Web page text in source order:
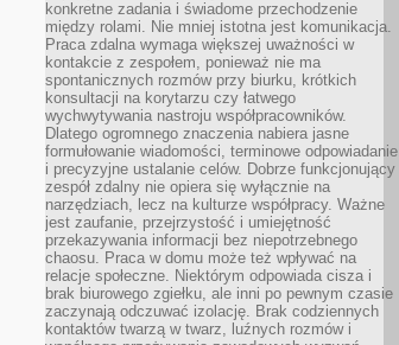
konkretne zadania i świadome przechodzenie
między rolami. Nie mniej istotna jest komunikacja.
Praca zdalna wymaga większej uważności w
kontakcie z zespołem, ponieważ nie ma
spontanicznych rozmów przy biurku, krótkich
konsultacji na korytarzu czy łatwego
wychwytywania nastroju współpracowników.
Dlatego ogromnego znaczenia nabiera jasne
formułowanie wiadomości, terminowe odpowiadanie
i precyzyjne ustalanie celów. Dobrze funkcjonujący
zespół zdalny nie opiera się wyłącznie na
narzędziach, lecz na kulturze współpracy. Ważne
jest zaufanie, przejrzystość i umiejętność
przekazywania informacji bez niepotrzebnego
chaosu. Praca w domu może też wpływać na
relacje społeczne. Niektórym odpowiada cisza i
brak biurowego zgiełku, ale inni po pewnym czasie
zaczynają odczuwać izolację. Brak codziennych
kontaktów twarzą w twarz, luźnych rozmów i